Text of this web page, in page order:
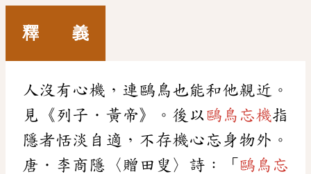
釋 義
人沒有心機，連鷗鳥也能和他親近。
見《列子．黃帝》。後以鷗鳥忘機指
隱者恬淡自適，不存機心忘身物外。
唐．李商隱〈贈田叟〉詩：「 鷗鳥忘